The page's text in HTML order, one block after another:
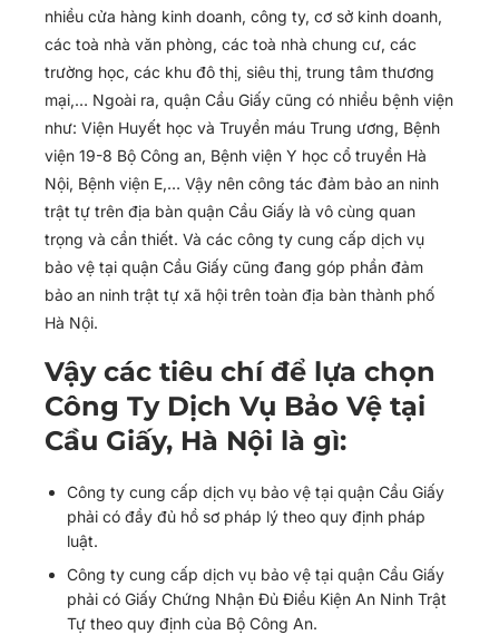
nhiều cửa hàng kinh doanh, công ty, cơ sở kinh doanh,
các toà nhà văn phòng, các toà nhà chung cư, các
trường học, các khu đô thị, siêu thị, trung tâm thương
mại,… Ngoài ra, quận Cầu Giấy cũng có nhiều bệnh viện
như: Viện Huyết học và Truyền máu Trung ương, Bệnh
viện 19-8 Bộ Công an, Bệnh viện Y học cổ truyền Hà
Nội, Bệnh viện E,… Vậy nên công tác đảm bảo an ninh
trật tự trên địa bàn quận Cầu Giấy là vô cùng quan
trọng và cần thiết. Và các công ty cung cấp dịch vụ
bảo vệ tại quận Cầu Giấy cũng đang góp phần đảm
bảo an ninh trật tự xã hội trên toàn địa bàn thành phố
Hà Nội.
Vậy các tiêu chí để lựa chọn
Công Ty Dịch Vụ Bảo Vệ tại
Cầu Giấy, Hà Nội là gì:
Công ty cung cấp dịch vụ bảo vệ tại quận Cầu Giấy
phải có đầy đủ hồ sơ pháp lý theo quy định pháp
luật.
Công ty cung cấp dịch vụ bảo vệ tại quận Cầu Giấy
phải có Giấy Chứng Nhận Đủ Điều Kiện An Ninh Trật
Tự theo quy định của Bộ Công An.